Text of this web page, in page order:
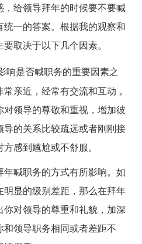
给领导拜年的时候要不要喊
一的答案。根据我的观察和
取决于以下几个因素。
响是否喊职务的重要因素之
亲近，经常有交流和互动，
领导的尊敬和重视，增加彼
的关系比较疏远或者刚刚接
感到尴尬或不舒服。
喊职务的方式有所影响。如
显的级别差距，那么在拜年
对领导的尊重和礼貌，加深
领导职务相同或者差距不